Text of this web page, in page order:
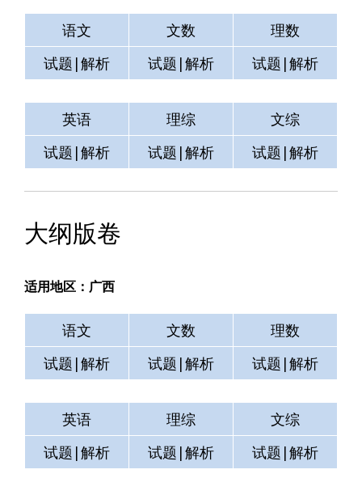
语文 文数
理数
试题|解析
试题|解析 试题|解析
英语 理综
文综
试题|解析
试题|解析 试题|解析
大纲版卷
适用地区：广西
语文 文数
理数
试题|解析
试题|解析 试题|解析
英语 理综
文综
试题|解析
试题|解析 试题|解析